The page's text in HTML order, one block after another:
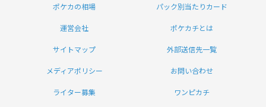
ポケカの相場 パック別当たりカード
運営会社 ポケカチとは
サイトマップ 外部送信先一覧
メディアポリシー お問い合わせ
ライター募集 ワンピカチ